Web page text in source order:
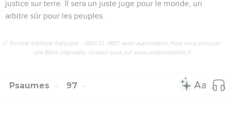
puissiez-vous entendre ce qu’il dit :
8 « Ne refusez pas de comprendre, comme vos ancêtres à
Ils m’y ont défié, ils m’ont poussé à bout, même après avoir
que du dégoût, au point que je pensais : Ces gens ont perdu